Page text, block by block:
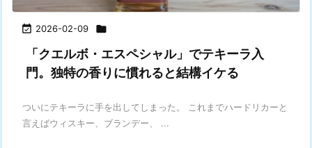
 2026-02-09 
「クエルボ・エスペシャル」でテキーラ入
門。独特の香りに慣れると結構イケる
ついにテキーラに手を出してしまった。 これまでハードリカーと
言えばウィスキー、ブランデー、 ...